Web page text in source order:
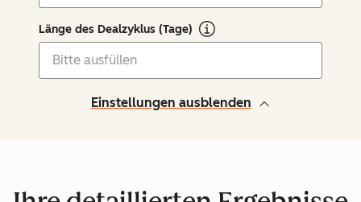
Länge des Dealzyklus (Tage)
Einstellungen ausblenden